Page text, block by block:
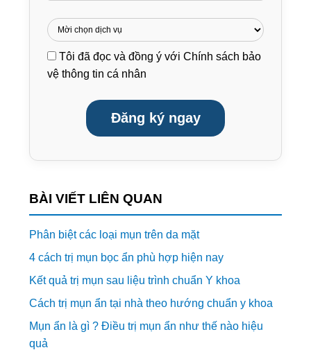
Tôi đã đọc và đồng ý vớiChính sách bảo
vệ thông tin cá nhân
Đăng ký ngay
BÀI VIẾT LIÊN QUAN
Phân biệt các loại mụn trên da mặt
4 cách trị mụn bọc ẩn phù hợp hiện nay
Kết quả trị mụn sau liệu trình chuẩn Y khoa
Cách trị mụn ẩn tại nhà theo hướng chuẩn y khoa
Mụn ẩn là gì ? Điều trị mụn ẩn như thế nào hiệu
quả